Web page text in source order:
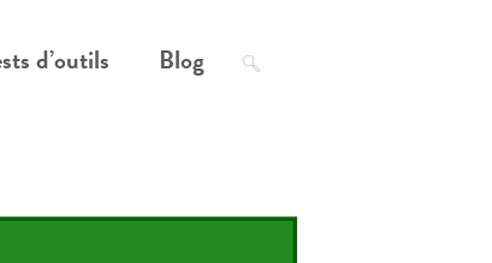
d’outils Blog